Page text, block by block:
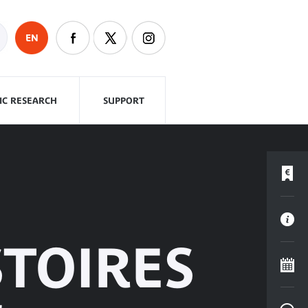
EN
RESEARCH SUPPORT